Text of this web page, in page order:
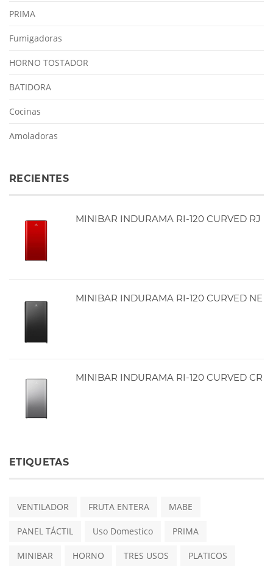
PRIMA
Fumigadoras
HORNO TOSTADOR
BATIDORA
Cocinas
Amoladoras
RECIENTES
MINIBAR INDURAMA RI-120 CURVED RJ
MINIBAR INDURAMA RI-120 CURVED NE
MINIBAR INDURAMA RI-120 CURVED CR
ETIQUETAS
VENTILADOR FRUTA ENTERA MABE
PANEL TÁCTIL Uso Domestico PRIMA
MINIBAR HORNO TRES USOS PLATICOS